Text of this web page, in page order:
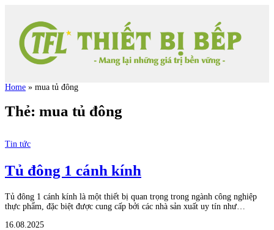
Home » mua tủ đông
Thẻ: mua tủ đông
Tin tức
Tủ đông 1 cánh kính
Tủ đông 1 cánh kính là một thiết bị quan trọng trong ngành công nghiệp
thực phẩm, đặc biệt được cung cấp bởi các nhà sản xuất uy tín như…
16.08.2025